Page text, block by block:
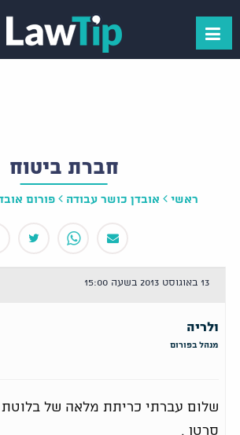
חברת ביטוח
ראשי אובדן כושר עבודה פורום
13 באוגוסט 2013 בשעה 15:00
ולריה
מנהל בפורום
שלום עברתי כריתת מלאה של
סרטן .